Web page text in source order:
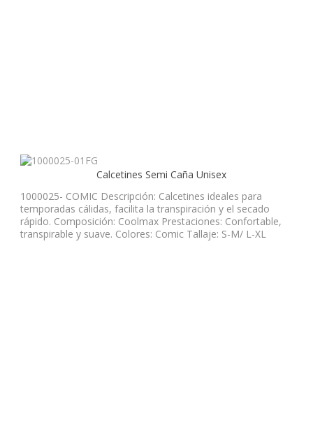
Calcetines Semi Caña Unisex
1000025- COMIC Descripción: Calcetines ideales para
temporadas cálidas, facilita la transpiración y el secado
rápido. Composición: Coolmax Prestaciones: Confortable,
transpirable y suave. Colores: Comic Tallaje: S-M/ L-XL